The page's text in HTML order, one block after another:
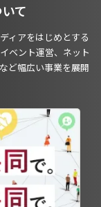
て
ィアをはじめとする
ベント運営、ネット
ど幅広い事業を展開